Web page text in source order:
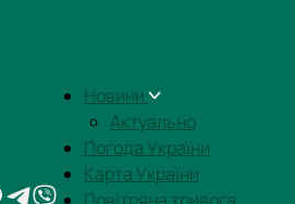
Новини
Актуально
Погода України
Карта України